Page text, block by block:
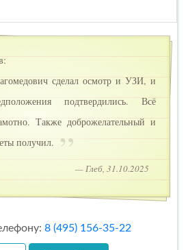
сделал осмотр и УЗИ, и
подтвердились. Всё
Также доброжелательный и
получил.
— Глеб, 31.10.2025
8 (495) 156-35-22